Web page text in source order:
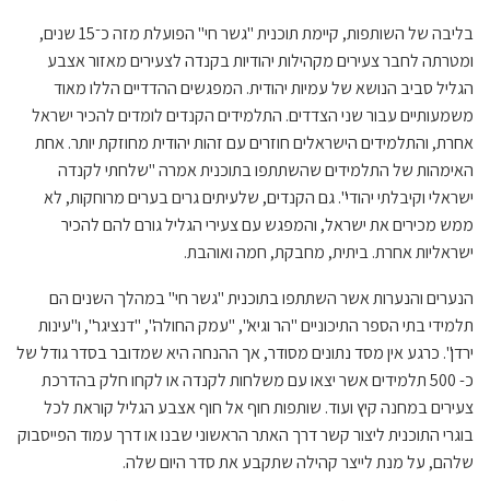
בליבה של השותפות, קיימת תוכנית "גשר חי" הפועלת מזה כ־15 שנים,
ומטרתה לחבר צעירים מקהילות יהודיות בקנדה לצעירים מאזור אצבע
הגליל סביב הנושא של עמיות יהודית. המפגשים ההדדיים הללו מאוד
משמעותיים עבור שני הצדדים. התלמידים הקנדים לומדים להכיר ישראל
אחרת, והתלמידים הישראלים חוזרים עם זהות יהודית מחוזקת יותר. אחת
האימהות של התלמידים שהשתתפו בתוכנית אמרה "שלחתי לקנדה
ישראלי וקיבלתי יהודי". גם הקנדים, שלעיתים גרים בערים מרוחקות, לא
ממש מכירים את ישראל, והמפגש עם צעירי הגליל גורם להם להכיר
ישראליות אחרת. ביתית, מחבקת, חמה ואוהבת.
הנערים והנערות אשר השתתפו בתוכנית "גשר חי" במהלך השנים הם
תלמידי בתי הספר התיכוניים "הר וגיא", "עמק החולה", "דנציגר", ו"עינות
ירדן". כרגע אין מסד נתונים מסודר, אך ההנחה היא שמדובר בסדר גודל של
כ- 500 תלמידים אשר יצאו עם משלחות לקנדה או לקחו חלק בהדרכת
צעירים במחנה קיץ ועוד. שותפות חוף אל חוף אצבע הגליל קוראת לכל
בוגרי התוכנית ליצור קשר דרך האתר הראשוני שבנו או דרך עמוד הפייסבוק
שלהם, על מנת לייצר קהילה שתקבע את סדר היום שלה.